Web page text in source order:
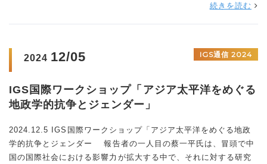
続きを読む
2024 12/05 IGS通信 2024
IGS国際ワークショップ「アジア太平洋をめぐる
地政学的抗争とジェンダー」
2024.12.5 IGS国際ワークショップ「アジア太平洋をめぐる地政
学的抗争とジェンダー 報告者の一人目の蔡一平氏は、冒頭で中
国の国際社会における影響力が拡大する中で、それに対する研究